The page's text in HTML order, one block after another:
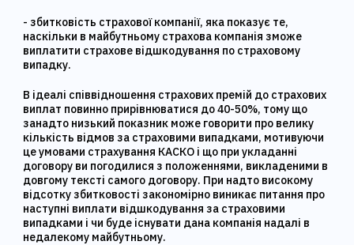
- збитковість страхової компанії, яка показує те,
наскільки в майбутньому страхова компанія зможе
виплатити страхове відшкодування по страховому
випадку.
В ідеалі співвідношення страхових премій до страхових
виплат повинно прирівнюватися до 40-50%, тому що
занадто низький показник може говорити про велику
кількість відмов за страховими випадками, мотивуючи
це умовами страхування КАСКО і що при укладанні
договору ви погодилися з положеннями, викладеними в
довгому тексті самого договору. При надто високому
відсотку збитковості закономірно виникає питання про
наступні виплати відшкодування за страховими
випадками і чи буде існувати дана компанія надалі в
недалекому майбутньому.